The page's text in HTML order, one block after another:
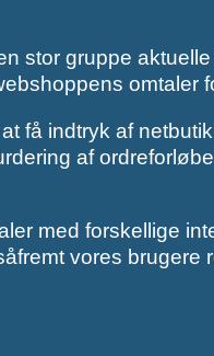
stor gruppe
omtaler
få indtryk af
af
med forskellige
vores brugere